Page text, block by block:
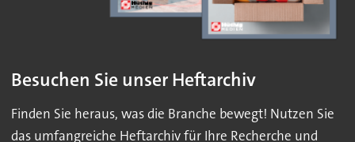
Besuchen Sie unser Heftarchiv
Finden Sie heraus, was die Branche bewegt! Nutzen Sie
das umfangreiche Heftarchiv für Ihre Recherche und